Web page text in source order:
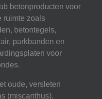
betonproducten voor
ruimte zoals
betontegels,
parkbanden en
voor
oude, versleten
(miscanthus).